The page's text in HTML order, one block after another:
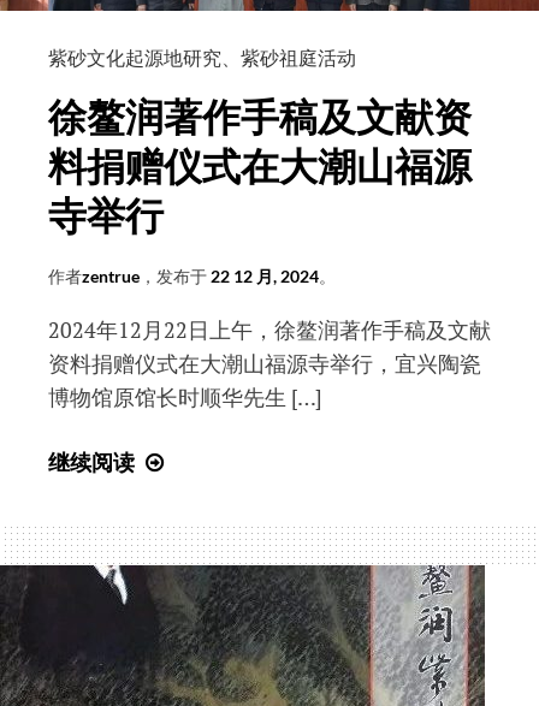
羡
壶
系》
成
明
代
吗？
不
一
紫砂文化起源地研究 紫砂祖庭活动
徐鳌润著作手稿及文献资
料捐赠仪式在大潮山福源
寺举行
作者zentrue ，发布于22 12 月, 2024。
2024年12月22日上午，徐鳌润著作手稿及文献
资料捐赠仪式在大潮山福源寺举行，宜兴陶瓷
博物馆原馆长时顺华先生 […]
继续阅读
润
著
作
手
稿
及